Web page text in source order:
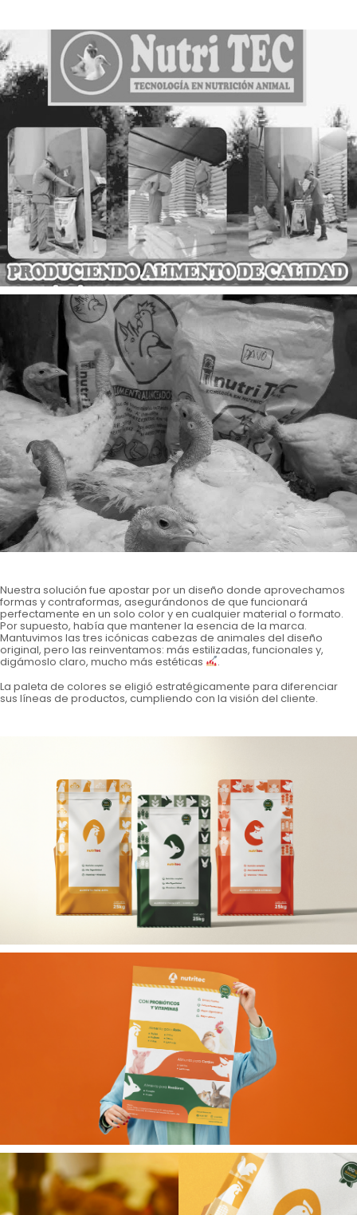
Nuestra solución fue apostar por un diseño donde aprovechamos
formas y contraformas, asegurándonos de que funcionará
perfectamente en un solo color y en cualquier material o formato.
Por supuesto, había que mantener la esencia de la marca.
Mantuvimos las tres icónicas cabezas de animales del diseño
original, pero las reinventamos: más estilizadas, funcionales y,
digámoslo claro, mucho más estéticas
.
La paleta de colores se eligió estratégicamente para diferenciar
sus líneas de productos, cumpliendo con la visión del cliente.